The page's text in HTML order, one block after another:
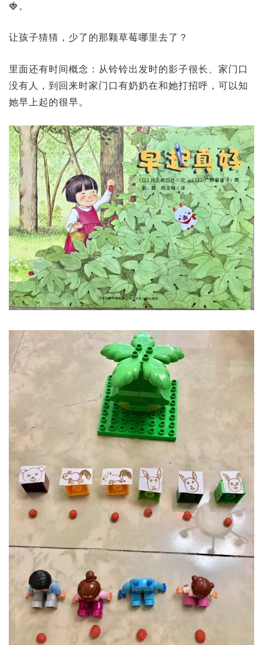
🍓。
让孩子猜猜，少了的那颗草莓哪里去了？
里面还有时间概念：从铃铃出发时的影子很长、家门口
没有人，到回来时家门口有奶奶在和她打招呼，可以知
她早上起的很早。